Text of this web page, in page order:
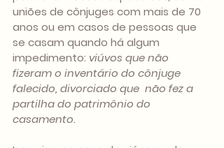
uniões de cônjuges com mais de 70
anos ou em casos de pessoas que
se casam quando há algum
impedimento: viúvos que não
fizeram o inventário do cônjuge
falecido, divorciado que  não fez a
partilha do patrimônio do
casamento.